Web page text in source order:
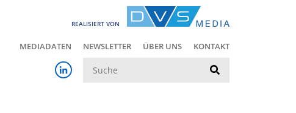
REALISIERT VON
MEDIADATEN NEWSLETTER ÜBER UNS KONTAKT